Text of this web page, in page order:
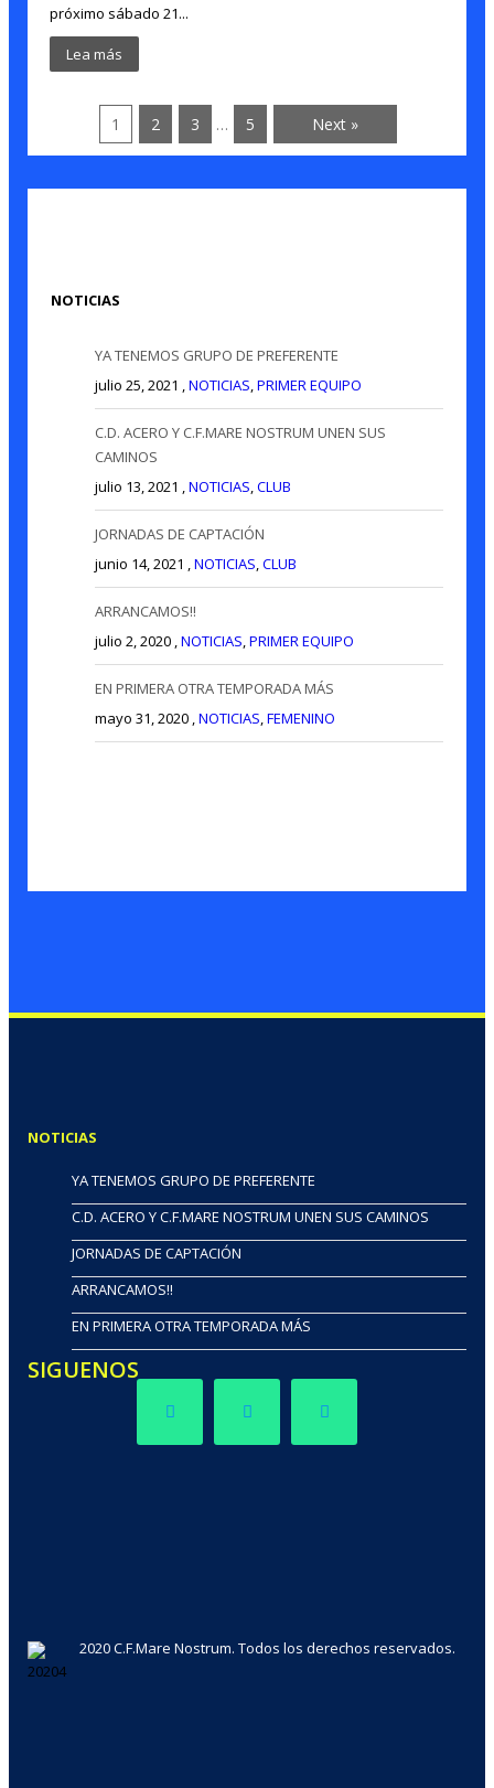
próximo sábado 21...
Lea más
1 2 3 … 5 Next »
NOTICIAS
YA TENEMOS GRUPO DE PREFERENTE
julio 25, 2021 ,NOTICIAS ,PRIMER EQUIPO
C.D. ACERO Y C.F.MARE NOSTRUM UNEN SUS
CAMINOS
julio 13, 2021 ,NOTICIAS ,CLUB
JORNADAS DE CAPTACIÓN
junio 14, 2021 ,NOTICIAS ,CLUB
ARRANCAMOS!!
julio 2, 2020 ,NOTICIAS ,PRIMER EQUIPO
EN PRIMERA OTRA TEMPORADA MÁS
mayo 31, 2020 ,NOTICIAS ,FEMENINO
NOTICIAS
YA TENEMOS GRUPO DE PREFERENTE
C.D. ACERO Y C.F.MARE NOSTRUM UNEN SUS CAMINOS
JORNADAS DE CAPTACIÓN
ARRANCAMOS!!
EN PRIMERA OTRA TEMPORADA MÁS
SIGUENOS
2020 C.F.Mare Nostrum. Todos los derechos reservados.